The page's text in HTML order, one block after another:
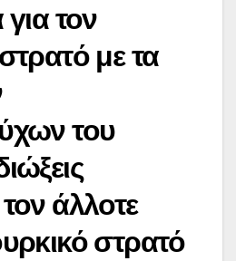
τον
με τα
του
άλλοτε
στρατό